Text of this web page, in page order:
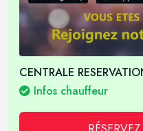
CENTRALE
Infos chauffeur